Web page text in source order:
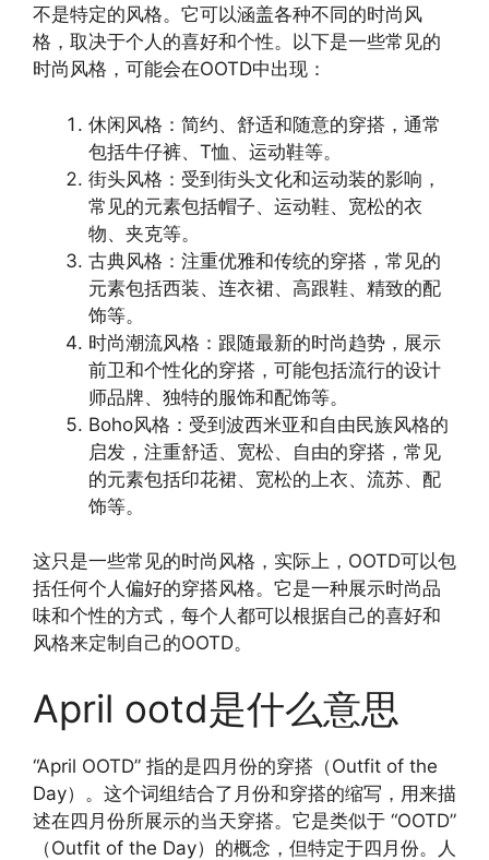
不是特定的风格。它可以涵盖各种不同的时尚风
格，取决于个人的喜好和个性。以下是一些常见的
时尚风格，可能会在OOTD中出现：
休闲风格：简约、舒适和随意的穿搭，通常
包括牛仔裤、T恤、运动鞋等。
街头风格：受到街头文化和运动装的影响，
常见的元素包括帽子、运动鞋、宽松的衣
物、夹克等。
古典风格：注重优雅和传统的穿搭，常见的
元素包括西装、连衣裙、高跟鞋、精致的配
饰等。
时尚潮流风格：跟随最新的时尚趋势，展示
前卫和个性化的穿搭，可能包括流行的设计
师品牌、独特的服饰和配饰等。
Boho风格：受到波西米亚和自由民族风格的
启发，注重舒适、宽松、自由的穿搭，常见
的元素包括印花裙、宽松的上衣、流苏、配
饰等。
这只是一些常见的时尚风格，实际上，OOTD可以包
括任何个人偏好的穿搭风格。它是一种展示时尚品
味和个性的方式，每个人都可以根据自己的喜好和
风格来定制自己的OOTD。
April ootd是什么意思
“April OOTD” 指的是四月份的穿搭（Outfit of the
Day）。这个词组结合了月份和穿搭的缩写，用来描
述在四月份所展示的当天穿搭。它是类似于 “OOTD”
（Outfit of the Day）的概念，但特定于四月份。人